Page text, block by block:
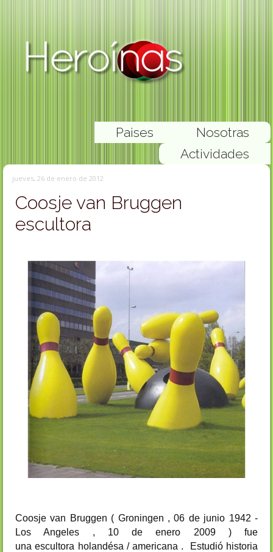
Nosotras
Paises
Actividades
jueves, 26 de enero de 2012
Coosje van Bruggen
escultora
Coosje van Bruggen ( Groningen , 06 de junio 1942 -
Los Angeles , 10 de enero 2009 ) fue
unaescultora holandésa / americana . Estudió historia